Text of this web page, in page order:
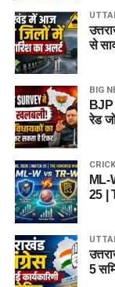
से
BIG
BJP
रेड
25 |
5